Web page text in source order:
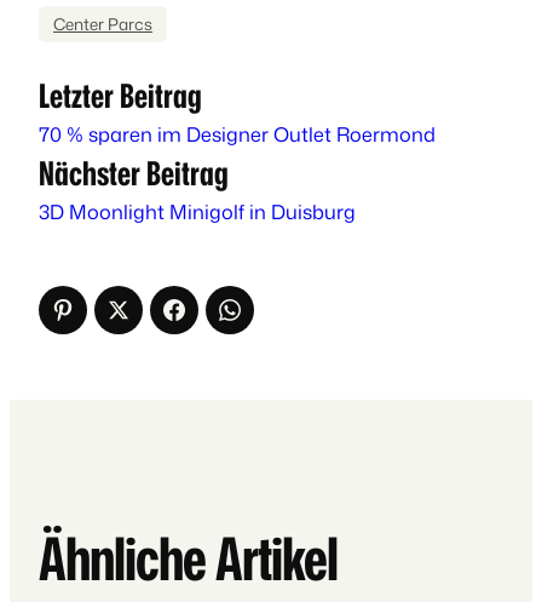
Center Parcs
Letzter Beitrag
70 % sparen im Designer Outlet Roermond
Nächster Beitrag
3D Moonlight Minigolf in Duisburg
Ähnliche Artikel